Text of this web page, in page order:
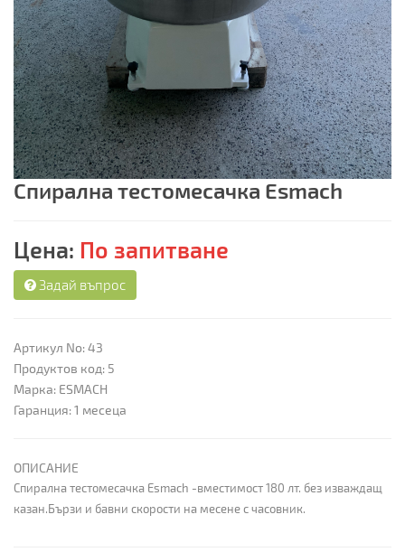
Спирална тестомесачка Esmach
Цена: По запитване
Задай въпрос
Артикул No: 43
Продуктов код: 5
Марка: ESMACH
Гаранция: 1 месеца
ОПИСАНИЕ
Спирална тестомесачка Esmach -вместимост 180 лт. без изваждащ
казан.Бързи и бавни скорости на месене с часовник.